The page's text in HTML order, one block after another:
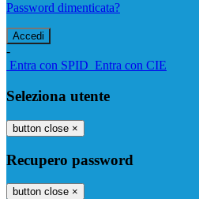
Password dimenticata?
-
Entra con SPID Entra con CIE
Seleziona utente
button close ×
Recupero password
button close ×